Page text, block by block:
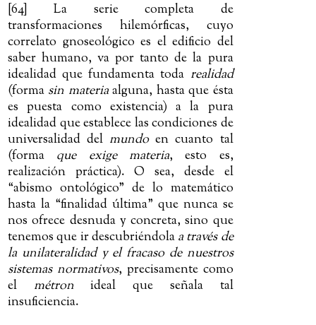
[64] La serie completa de
transformaciones hilemórficas, cuyo
correlato gnoseológico es el edificio del
saber humano, va por tanto de la pura
idealidad que fundamenta toda realidad
(forma sin materiaalguna, hasta que ésta
es puesta como existencia) a la pura
idealidad que establece las condiciones de
universalidad del mundoen cuanto tal
(forma que exige materia, esto es,
realización práctica). O sea, desde el
“abismo ontológico” de lo matemático
hasta la “finalidad última” que nunca se
nos ofrece desnuda y concreta, sino que
tenemos que ir descubriéndolaa través de
la unilateralidad y el fracaso de nuestros
sistemas normativos, precisamente como
el métronideal que señala tal
insuficiencia.